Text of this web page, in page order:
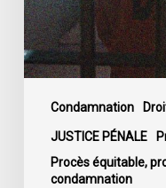
Condamnation
JUSTICE PÉNALE
Procès équitable,
condamnation
du
Sénat
au